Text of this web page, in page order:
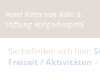
Hotel Ritter von Böhl &
Stiftung Bürgerhospital
Freizeit / Aktivitäten